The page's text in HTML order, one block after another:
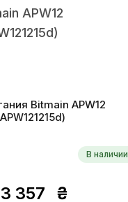
Bitmain APW12
В наличии
357 ₴